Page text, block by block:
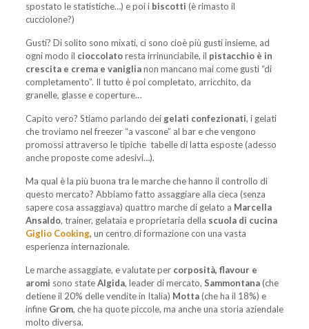
spostato le statistiche…) e poi i biscotti (è rimasto il
cucciolone?)
Gusti? Di solito sono mixati, ci sono cioè più gusti insieme, ad
ogni modo il cioccolatoresta irrinunciabile, il pistacchio è in
crescita e crema e vaniglianon mancano mai come gusti “di
completamento”. Il tutto è poi completato, arricchito, da
granelle, glasse e coperture…
Capito vero? Stiamo parlando deigelati confezionati, i gelati
che troviamo nel freezer “a vascone” al bar e che vengono
promossi attraverso le tipiche tabelle di latta esposte (adesso
anche proposte come adesivi…).
Ma qual è la più buona tra le marche che hanno il controllo di
questo mercato? Abbiamo fatto assaggiare alla cieca (senza
sapere cosa assaggiava) quattro marche di gelato a Marcella
Ansaldo, trainer, gelataia e proprietaria della scuola di cucina
Giglio Cooking, un centro di formazione con una vasta
esperienza internazionale.
Le marche assaggiate, e valutate percorposità, flavour e
aromi sono stateAlgida, leader di mercato, Sammontana(che
detiene il 20% delle vendite in Italia) Motta(che ha il 18%) e
infine Grom, che ha quote piccole, ma anche una storia aziendale
molto diversa.